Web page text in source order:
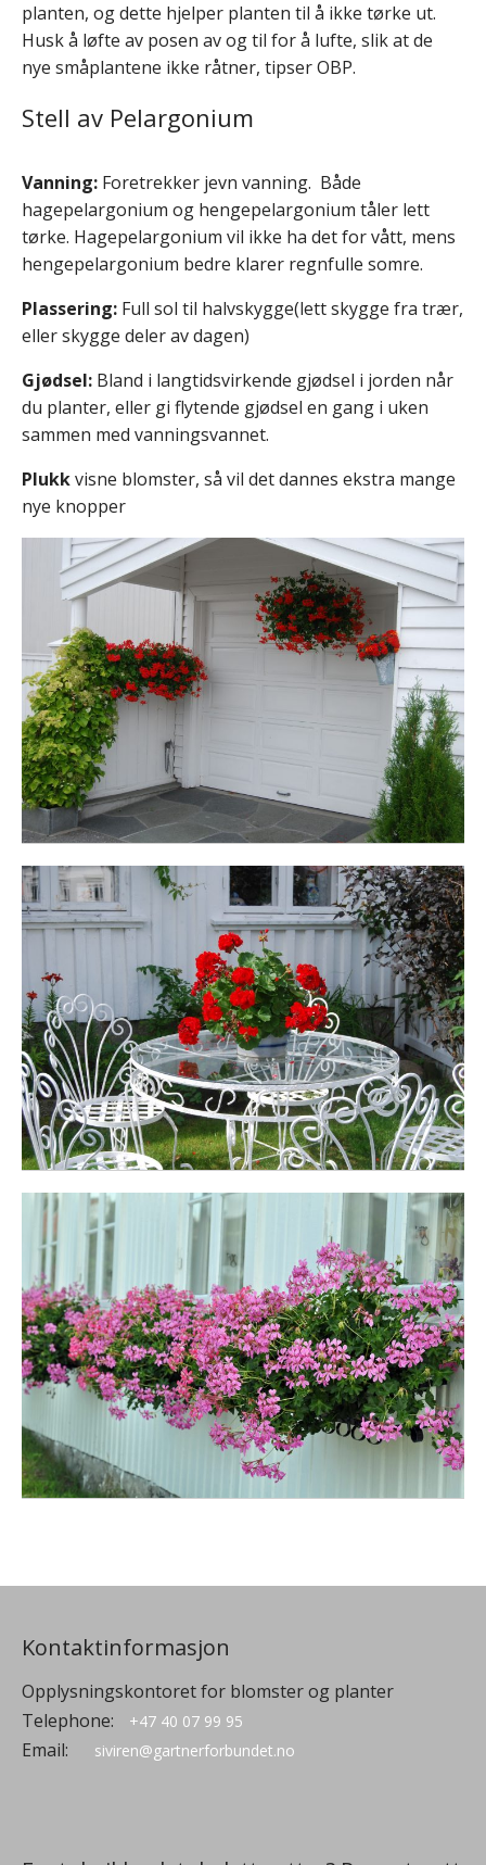
planten, og dette hjelper planten til å ikke tørke ut.
Husk å løfte av posen av og til for å lufte, slik at de
nye småplantene ikke råtner, tipser OBP.
Stell av Pelargonium
Vanning: Foretrekker jevn vanning. Både
hagepelargonium og hengepelargonium tåler lett
tørke. Hagepelargonium vil ikke ha det for vått, mens
hengepelargonium bedre klarer regnfulle somre.
Plassering: Full sol til halvskygge(lett skygge fra trær,
eller skygge deler av dagen)
Gjødsel: Bland i langtidsvirkende gjødsel i jorden når
du planter, eller gi flytende gjødsel en gang i uken
sammen med vanningsvannet.
Plukkvisne blomster, så vil det dannes ekstra mange
nye knopper
Kontaktinformasjon
Opplysningskontoret for blomster og planter
Telephone:
+47 40 07 99 95
Email: siviren@gartnerforbundet.no